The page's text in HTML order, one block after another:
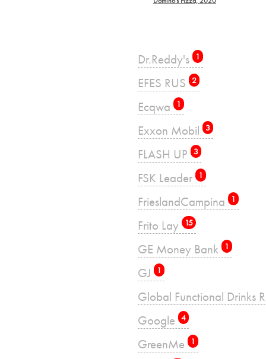
Dr.Reddy's 1
EFES RUS 2
Ecqwa 1
Exxon Mobil 3
FLASH UP 3
FSK Leader 1
FrieslandCampina 1
Frito Lay 15
GE Money Bank 1
GJ 1
Global Functional Drinks
Google 4
GreenMe 1